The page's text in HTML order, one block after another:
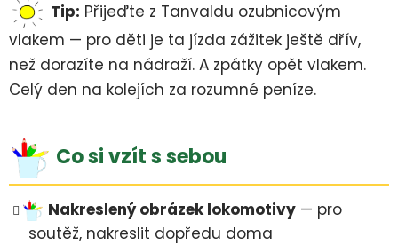
Tip: Přijeďte z Tanvaldu ozubnicovým
vlakem — pro děti je ta jízda zážitek ještě dřív,
než dorazíte na nádraží. A zpátky opět vlakem.
Celý den na kolejích za rozumné peníze.
Co si vzít s sebou
Nakreslený obrázek lokomotivy— pro
soutěž, nakreslit dopředu doma